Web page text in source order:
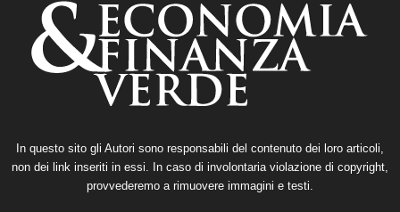
In questo sito gli Autori sono responsabili del contenuto dei loro articoli,
non dei link inseriti in essi. In caso di involontaria violazione di copyright,
provvederemo a rimuovere immagini e testi.